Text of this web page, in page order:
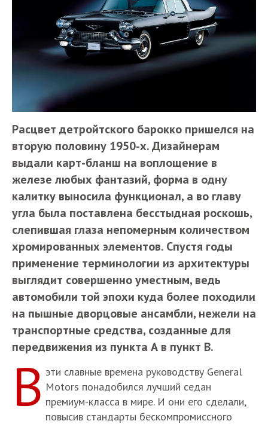
Расцвет детройтского барокко пришелся на
вторую половину 1950-х. Дизайнерам
выдали карт-бланш на воплощение в
железе любых фантазий, форма в одну
калитку выносила функционал, а во главу
угла была поставлена бесстыдная роскошь,
слепившая глаза непомерным количеством
хромированных элементов. Спустя годы
применение терминологии из архитектуры
выглядит совершенно уместным, ведь
автомобили той эпохи куда более походили
на пышные дворцовые ансамбли, нежели на
транспортные средства, созданные для
передвижения из пункта А в пункт В.
В эти славные времена руководству General
Motors понадобился лучший седан
премиум-класса в мире. И они его сделали,
повысив стандарты бескомпромиссного